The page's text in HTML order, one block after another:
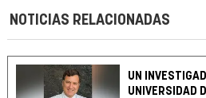
NOTICIAS RELACIONADAS
UN
UNIVERSIDAD